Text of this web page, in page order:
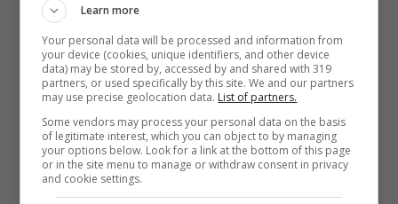
dalle correnti e destinato a cadere nella
rete muffita di Letta, con Matteo dato per
spacciato lì, in mezzo al guado, troppo
orgoglioso, troppo consapevole di sé, per
fare da gregario incolore sulla sponda
destra o quella sinistra. Il problema – per
Learn more
Your personal data will be processed and information from
your device (cookies, unique identifiers, and other device
data) may be stored by, accessed by and shared with 319
partners, or used specifically by this site. We and our partners
may use precise geolocation data. List of partners.
Some vendors may process your personal data on the basis
of legitimate interest, which you can object to by managing
your options below. Look for a link at the bottom of this page
or in the site menu to manage or withdraw consent in privacy
and cookie settings.